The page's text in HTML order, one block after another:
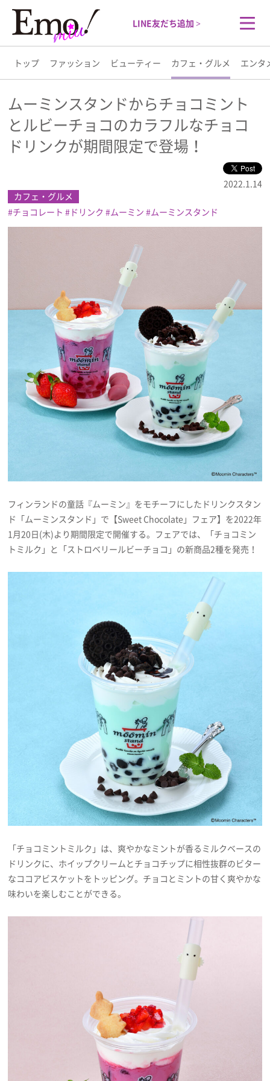
LINE友だち追加 >
トップ ファッション ビューティー カフェ・グルメ エンタ
トップ
ファッション
カフェ・グルメ
エンタメ
プレゼント
インタビュー
フィルム
Emoメン
Emo!miuとは？
免責事項
プライバシーポリシー
ムーミンスタンドからチョコミント
とルビーチョコのカラフルなチョコ
ドリンクが期間限定で登場！
2022.1.14
カフェ・グルメ
チョコレート
ドリンク ムーミン ムーミンスタンド
フィンランドの童話『ムーミン』をモチーフにしたドリンクスタン
ド「ムーミンスタンド」で【Sweet Chocolate」フェア】を2022年
1月20日(木)より期間限定で開催する。フェアでは、「チョコミン
トミルク」と「ストロベリールビーチョコ」の新商品2種を発売！
「チョコミントミルク」は、爽やかなミントが香るミルクベースの
ドリンクに、ホイップクリームとチョコチップに相性抜群のビター
なココアビスケットをトッピング。チョコとミントの甘く爽やかな
味わいを楽しむことができる。